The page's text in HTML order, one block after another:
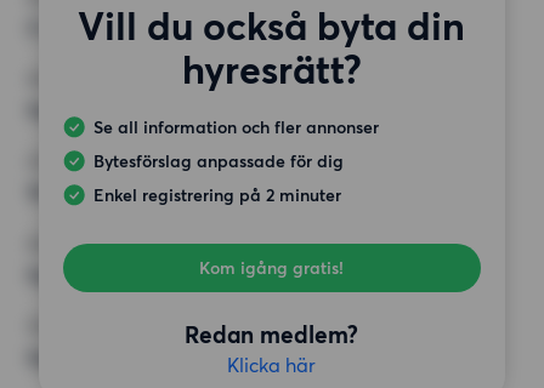
Vill du också byta din
hyresrätt?
Se all information och fler annonser
Bytesförslag anpassade för dig
Enkel registrering på 2 minuter
Kom igång gratis!
Redan medlem?
Klicka här
MINST ANTAL KVADRATMETER
HÖGSTA HYRA
14 000 kr
Inga speciella krav
ÖVRIGA PREFERENSER
Inga speciella preferenser